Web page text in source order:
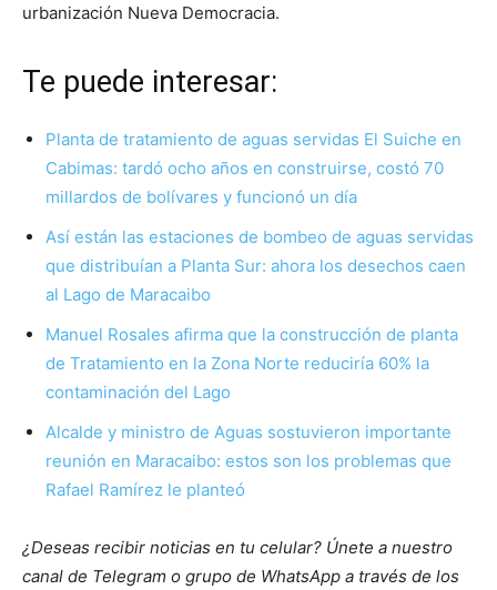
urbanización Nueva Democracia.
Te puede interesar:
Planta de tratamiento de aguas servidas El Suiche en
Cabimas: tardó ocho años en construirse, costó 70
millardos de bolívares y funcionó un día
Así están las estaciones de bombeo de aguas servidas
que distribuían a Planta Sur: ahora los desechos caen
al Lago de Maracaibo
Manuel Rosales afirma que la construcción de planta
de Tratamiento en la Zona Norte reduciría 60% la
contaminación del Lago
Alcalde y ministro de Aguas sostuvieron importante
reunión en Maracaibo: estos son los problemas que
Rafael Ramírez le planteó
¿Deseas recibir noticias en tu celular? Únete a nuestro
canal de Telegram o grupo de WhatsApp a través de los